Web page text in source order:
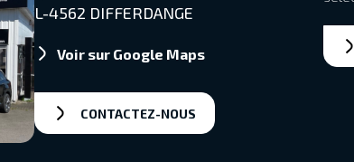
L-4562 DIFFERDANGE
Voir sur Google Maps
CONTACTEZ-NOUS